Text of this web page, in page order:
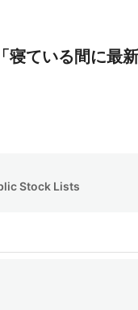
寝ている間に最
Stock Lists